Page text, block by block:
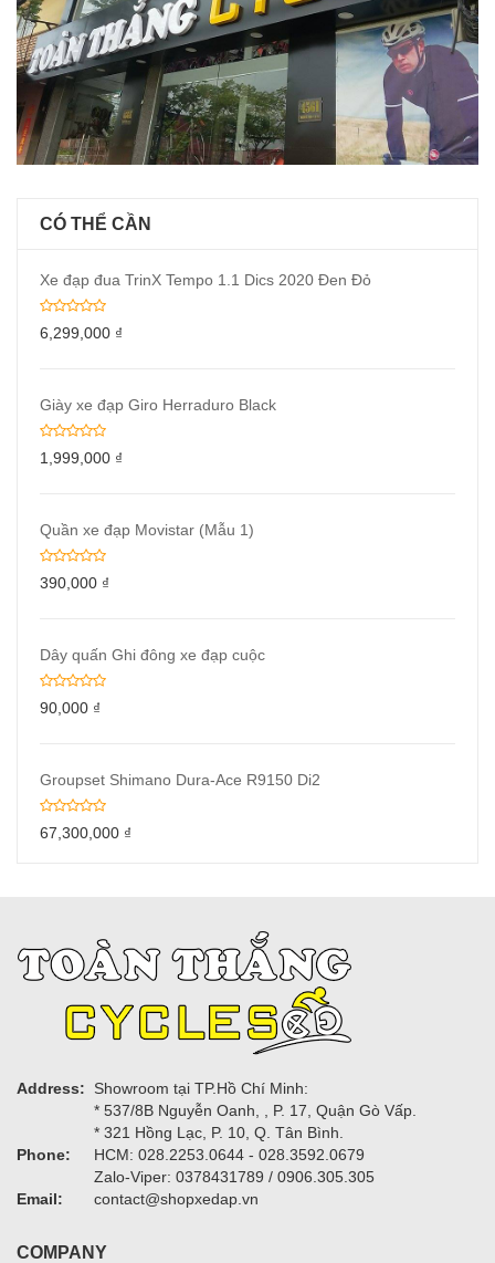
CÓ THỂ CẦN
Xe đạp đua TrinX Tempo 1.1 Dics 2020 Đen Đỏ
6,299,000 ₫
Giày xe đạp Giro Herraduro Black
1,999,000 ₫
Quần xe đạp Movistar (Mẫu 1)
390,000 ₫
Dây quấn Ghi đông xe đạp cuộc
90,000 ₫
Groupset Shimano Dura-Ace R9150 Di2
67,300,000 ₫
Address:
Showroom tại TP.Hồ Chí Minh:
* 537/8B Nguyễn Oanh, , P. 17, Quận Gò Vấp.
* 321 Hồng Lạc, P. 10, Q. Tân Bình.
Phone:
HCM: 028.2253.0644 - 028.3592.0679
Zalo-Viper: 0378431789 / 0906.305.305
Email:
contact@shopxedap.vn
COMPANY